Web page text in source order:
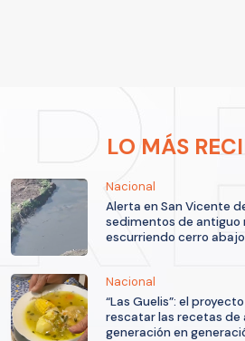
LO MÁS
Nacional
Alerta en San Vicente
sedimentos de antiguo
escurriendo cerro abajo
Nacional
“Las Guelis”: el
rescatar las recetas de
generación en